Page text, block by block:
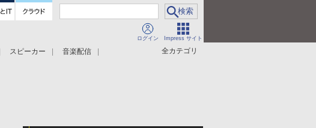
ログイン Impress サイト
全カテゴリ
スピーカー
音楽配信